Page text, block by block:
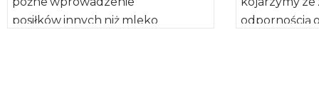
posiłków innych niż mleko
odpornością